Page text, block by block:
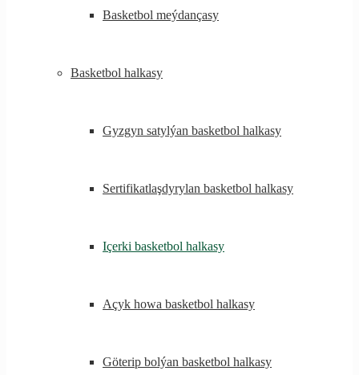
Basketbol meýdançasy
Basketbol halkasy
Gyzgyn satylýan basketbol halkasy
Sertifikatlaşdyrylan basketbol halkasy
Içerki basketbol halkasy
Açyk howa basketbol halkasy
Göterip bolýan basketbol halkasy